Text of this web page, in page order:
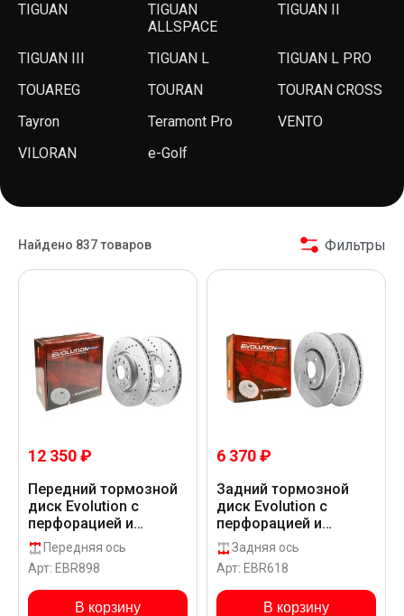
TIGUAN
TIGUAN
ALLSPACE
TIGUAN II
TIGUAN III TIGUAN L
TIGUAN L PRO
TOUAREG
TOURAN
TOURAN CROSS
Tayron
Teramont Pro
VENTO
VILORAN
e-Golf
Найдено 837 товаров Фильтры
12 350 ₽
Передний тормозной
диск Evolution с
перфорацией и
насечками в покрытии
GEOMET для
Volkswagen BEETLE
5C14Q2
Передняя ось
Арт: EBR898
В корзину
6 370 ₽
Задний тормозной
диск Evolution с
перфорацией и
насечками в покрытии
GEOMET для
Volkswagen BORA
1J____
Задняя ось
Арт: EBR618
В корзину